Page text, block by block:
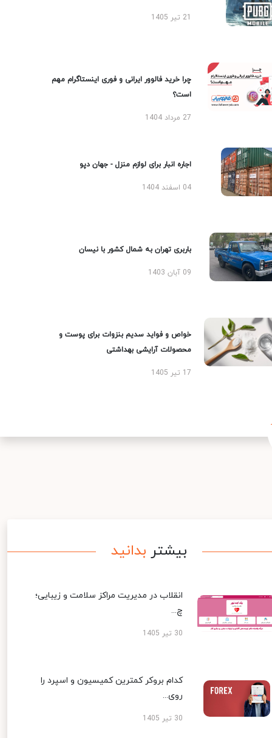
چرا خرید فالوور ایرانی و فوری اینستاگرام مهم
است؟
27 مرداد 1404
اجاره انبار برای لوازم منزل - جهان دپو
04 اسفند 1404
باربری تهران به شمال کشور با نیسان
09 آبان 1403
خواص و فواید سدیم بنزوات برای پوست و
محصولات آرایشی بهداشتی
17 تیر 1405
بیشتر بدانید
انقلاب در مدیریت مراکز سلامت و زیبایی؛
چ...
30 تیر 1405
کدام بروکر کمترین کمیسیون و اسپرد را
روی...
30 تیر 1405